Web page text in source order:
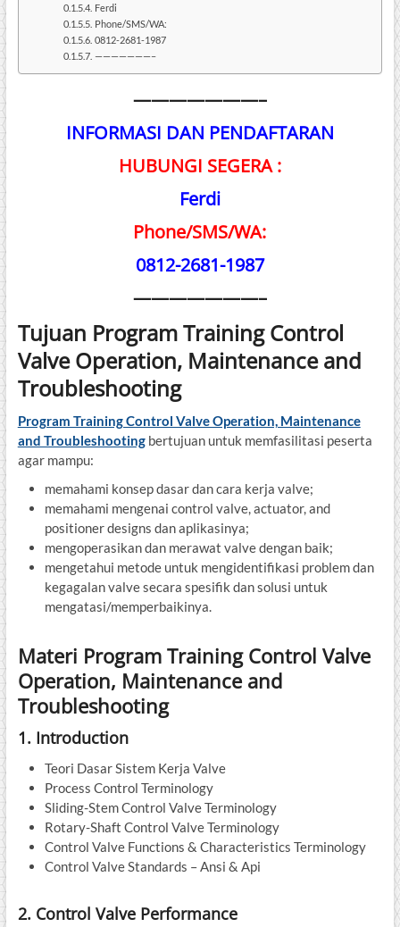
Ferdi
Phone/SMS/WA:
0812-2681-1987
———————–
———————–
INFORMASI DAN PENDAFTARAN
HUBUNGI SEGERA :
Ferdi
Phone/SMS/WA:
0812-2681-1987
———————–
Tujuan Program Training Control
Valve Operation, Maintenance and
Troubleshooting
Program Training Control Valve Operation, Maintenance
and Troubleshootingbertujuan untuk memfasilitasi peserta
agar mampu:
memahami konsep dasar dan cara kerja valve;
memahami mengenai control valve, actuator, and
positioner designs dan aplikasinya;
mengoperasikan dan merawat valve dengan baik;
mengetahui metode untuk mengidentifikasi problem dan
kegagalan valve secara spesifik dan solusi untuk
mengatasi/memperbaikinya.
Materi Program Training Control Valve
Operation, Maintenance and
Troubleshooting
1. Introduction
Teori Dasar Sistem Kerja Valve
Process Control Terminology
Sliding-Stem Control Valve Terminology
Rotary-Shaft Control Valve Terminology
Control Valve Functions & Characteristics Terminology
Control Valve Standards – Ansi & Api
2. Control Valve Performance